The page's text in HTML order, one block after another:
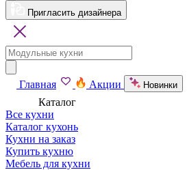
Пригласить дизайнера
Главная Акции Новинки
Каталог
Все кухни
Каталог кухонь
Кухни на заказ
Купить кухню
Мебель для кухни